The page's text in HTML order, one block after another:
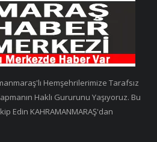
Hemşehrilerimize Tarafsız
Haklı Gururunu Yaşıyoruz. Bu
Edin KAHRAMANMARAŞ'dan